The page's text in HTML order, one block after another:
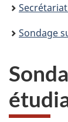
ici :
Sondage